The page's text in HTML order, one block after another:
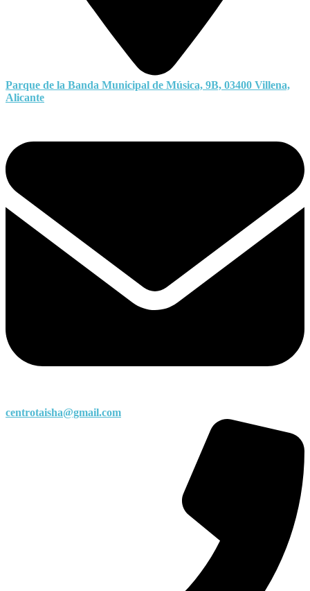
Parque de la Banda Municipal de Música, 9B, 03400 Villena,
Alicante
centrotaisha@gmail.com